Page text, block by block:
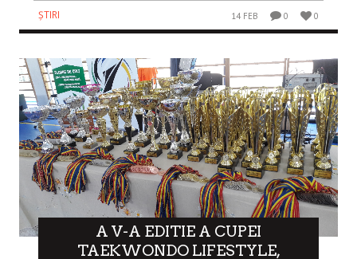
ȘTIRI
14 FEB 0 0
A V-A EDITIE A CUPEI
TAEKWONDO LIFESTYLE,